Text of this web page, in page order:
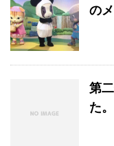
の
第
た。